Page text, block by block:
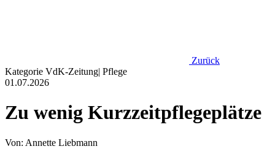
Zurück
Kategorie VdK-Zeitung| Pflege
01.07.2026
Zu wenig Kurzzeitpflegeplätze
Von: Annette Liebmann